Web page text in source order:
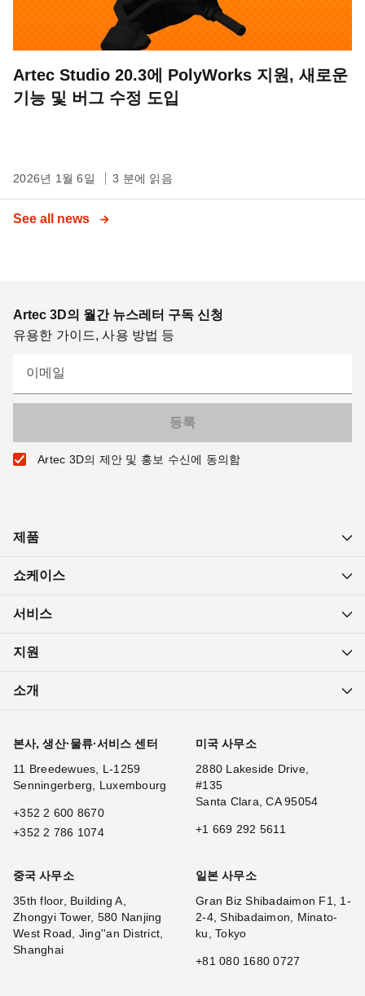
Artec Studio 20.3에 PolyWorks 지원, 새로운
기능 및 버그 수정 도입
2026년 1월 6일 3 분에 읽음
See all news
Artec 3D의 월간 뉴스레터 구독 신청
유용한 가이드, 사용 방법 등
이메일
Artec 3D의 제안 및 홍보 수신에 동의함
제품
쇼케이스
서비스
지원
소개
본사, 생산·물류·서비스 센터
11 Breedewues, L-1259
Senningerberg, Luxembourg
+352 2 600 8670
+352 2 786 1074
미국 사무소
2880 Lakeside Drive,
#135
Santa Clara, CA 95054
+1 669 292 5611
중국 사무소
35th floor, Building A,
Zhongyi Tower, 580 Nanjing
West Road, Jing''an District,
Shanghai
일본 사무소
Gran Biz Shibadaimon F1, 1-
2-4, Shibadaimon, Minato-
ku, Tokyo
+81 080 1680 0727